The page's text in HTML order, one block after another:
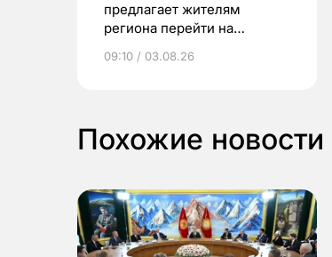
предлагает жителям
региона перейти на
выиграть призы
09:10 / 03.08.26
Похожие новости